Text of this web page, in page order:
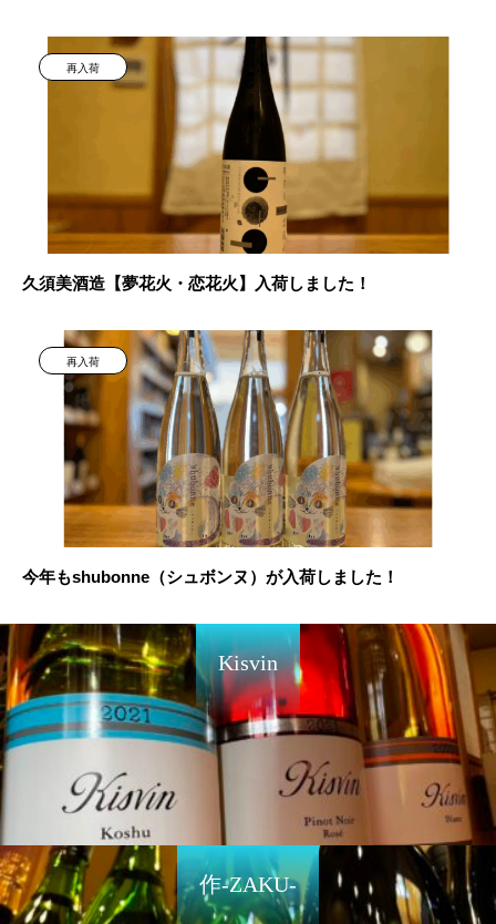
再入荷
久須美酒造【夢花火・恋花火】入荷しました！
再入荷
今年もshubonne（シュボンヌ）が入荷しました！
Kisvin
作-ZAKU-